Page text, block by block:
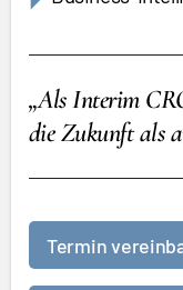
„Als Interim
die Zukunft als
Termin